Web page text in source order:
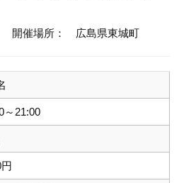
開催場所： 広島県東城町
～21:00